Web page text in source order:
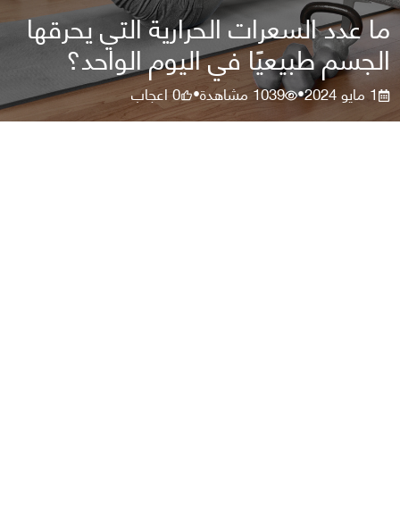
ما عدد السعرات الحرارية التي يحرقها
الجسم طبيعيًا في اليوم الواحد؟
1 مايو 2024 •
1039 مشاهدة•
0اعجاب